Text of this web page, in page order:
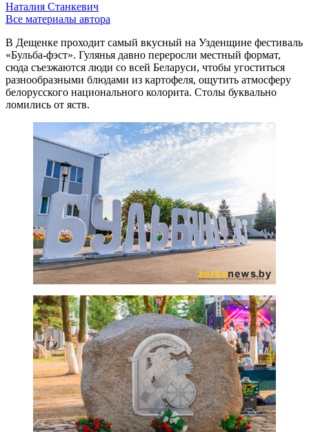
Наталия Станкевич
Все материалы автора
В Дещенке проходит самый вкусный на Узденщине фестиваль
«Бульба-фэст». Гулянья давно переросли местный формат,
сюда съезжаются люди со всей Беларуси, чтобы угоститься
разнообразными блюдами из картофеля, ощутить атмосферу
белорусского национального колорита. Столы буквально
ломились от яств.